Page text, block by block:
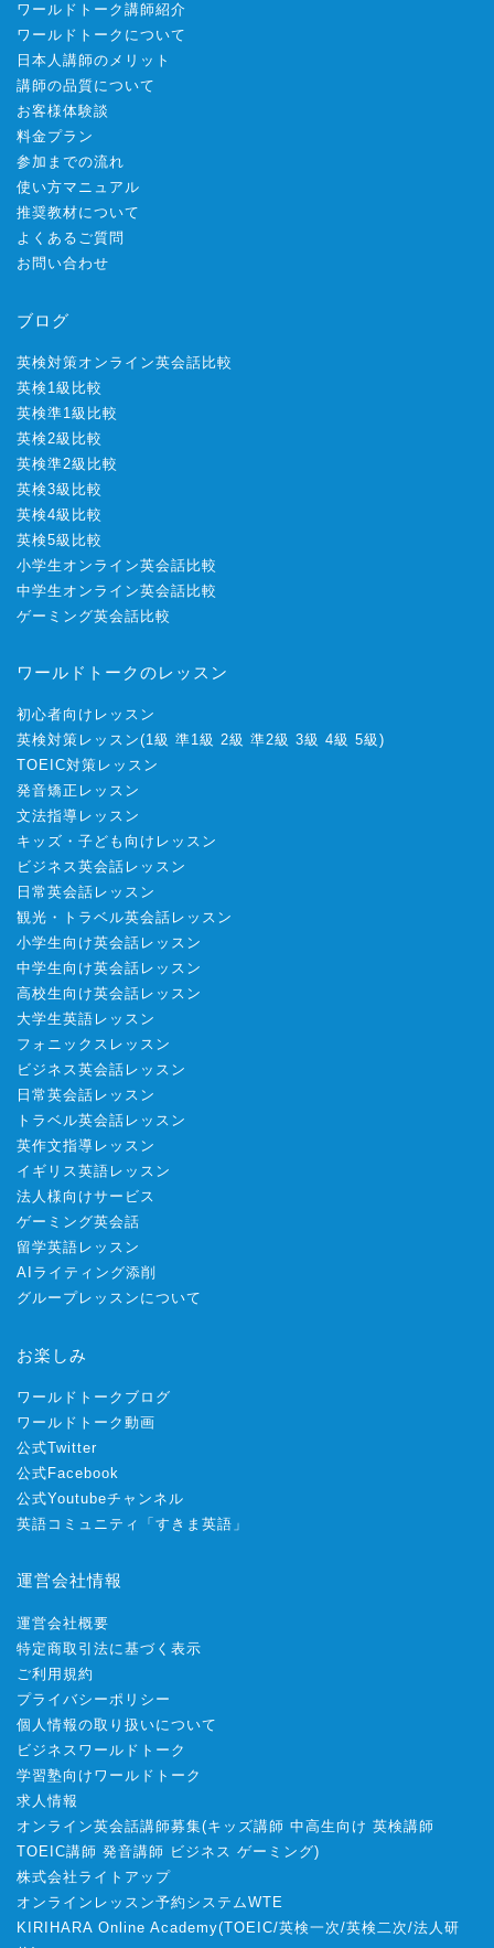
ワールドトーク講師紹介
ワールドトークについて
日本人講師のメリット
講師の品質について
お客様体験談
料金プラン
参加までの流れ
使い方マニュアル
推奨教材について
よくあるご質問
お問い合わせ
ブログ
英検対策オンライン英会話比較
英検1級比較
英検準1級比較
英検2級比較
英検準2級比較
英検3級比較
英検4級比較
英検5級比較
小学生オンライン英会話比較
中学生オンライン英会話比較
ゲーミング英会話比較
ワールドトークのレッスン
初心者向けレッスン
英検対策レッスン(1級 準1級 2級 準2級 3級 4級 5級 )
TOEIC対策レッスン
発音矯正レッスン
文法指導レッスン
キッズ・子ども向けレッスン
ビジネス英会話レッスン
日常英会話レッスン
観光・トラベル英会話レッスン
小学生向け英会話レッスン
中学生向け英会話レッスン
高校生向け英会話レッスン
大学生英語レッスン
フォニックスレッスン
ビジネス英会話レッスン
日常英会話レッスン
トラベル英会話レッスン
英作文指導レッスン
イギリス英語レッスン
法人様向けサービス
ゲーミング英会話
留学英語レッスン
AIライティング添削
グループレッスンについて
お楽しみ
ワールドトークブログ
ワールドトーク動画
公式Twitter
公式Facebook
公式Youtubeチャンネル
英語コミュニティ「すきま英語」
運営会社情報
運営会社概要
特定商取引法に基づく表示
ご利用規約
プライバシーポリシー
個人情報の取り扱いについて
ビジネスワールドトーク
学習塾向けワールドトーク
求人情報
オンライン英会話講師募集(キッズ講師 中高生向け 英検講師
TOEIC講師 発音講師 ビジネス ゲーミング)
株式会社ライトアップ
オンラインレッスン予約システムWTE
KIRIHARA Online Academy(TOEIC/英検一次/英検二次/法人研